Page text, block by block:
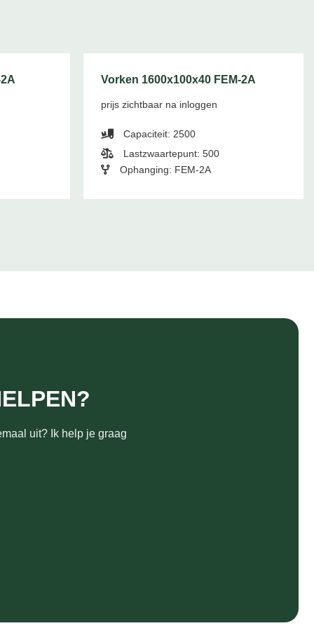
Vorken 1600x100x40 FEM-2A
prijs zichtbaar na inloggen
Capaciteit: 2500
Lastzwaartepunt: 500
Ophanging: FEM-2A
uit? Ik help je graag